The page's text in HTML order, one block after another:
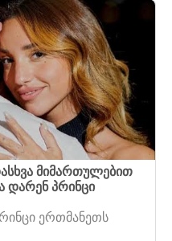
მიმართულებით
დარენ პრინცი
ერთმანეთს